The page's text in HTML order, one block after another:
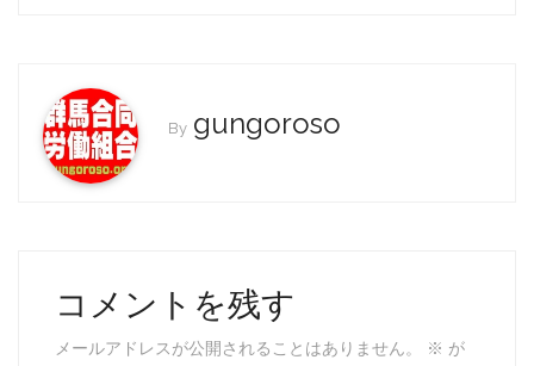
b
o
o
k
By gungoroso
コメントを残す
メールアドレスが公開されることはありません。 ※ が